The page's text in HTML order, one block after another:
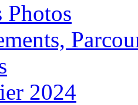
Photos
2024